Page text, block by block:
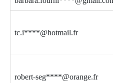
tc.i****@hotmail.fr
robert-seg****@orange.fr